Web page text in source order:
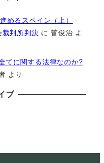
めるスペイン（上）
判所判決 に菅俊治 よ
てに関する法律なのか?
より
ブ